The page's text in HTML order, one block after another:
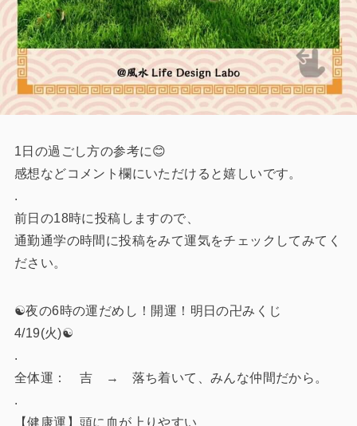
1日の過ごし方の参考に😊
感想などコメント欄にいただけると嬉しいです。
.
前日の18時に投稿しますので、
通勤通学の時間に投稿をみて運気をチェックしてみてく
ださい。
☯️夜の6時の運だめし！開運！明日の卍みくじ
4/19(火)☯️
.
全体運： 吉 → 落ち着いて、みんな仲間だから。
.
【健康運】頭に血が上りやすい